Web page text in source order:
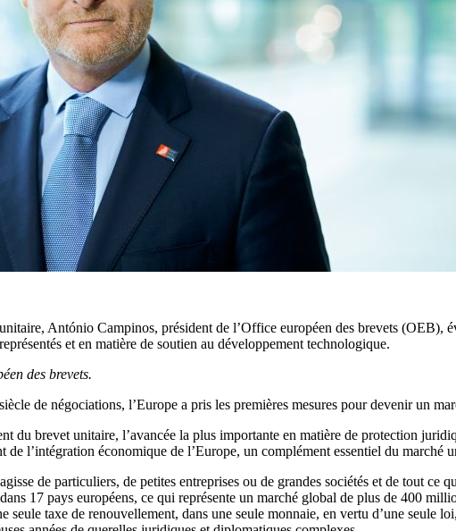
António Campinos, président de l’Office européen des brevets (OEB),
et en matière de soutien au développement technologique.
des brevets.
de négociations, l’Europe a pris les premières mesures pour devenir un
du brevet unitaire, l’avancée la plus importante en matière de protection
l’intégration économique de l’Europe, un complément essentiel du marché
de particuliers, de petites entreprises ou de grandes sociétés et de tout
17 pays européens, ce qui représente un marché global de plus de 400
seule taxe de renouvellement, dans une seule monnaie, en vertu d’une